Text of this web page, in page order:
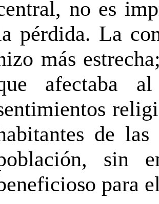
no es
pérdida. La
más
afectaba
de
sin
para